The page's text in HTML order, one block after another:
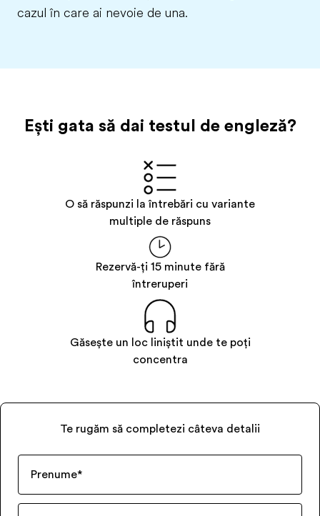
cazul în care ai nevoie de una.
Ești gata să dai testul de engleză?
O să răspunzi la întrebări cu variante
multiple de răspuns
Rezervă-ți 15 minute fără
întreruperi
Găsește un loc liniștit unde te poți
concentra
Te rugăm să completezi câteva detalii
Prenume*